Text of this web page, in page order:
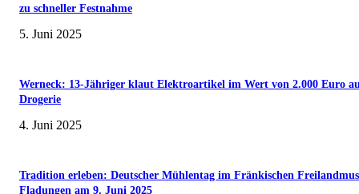
zu schneller Festnahme
5. Juni 2025
Werneck: 13-Jähriger klaut Elektroartikel im Wert von 2.000 Euro
Drogerie
4. Juni 2025
Tradition erleben: Deutscher Mühlentag im Fränkischen
Fladungen am 9. Juni 2025